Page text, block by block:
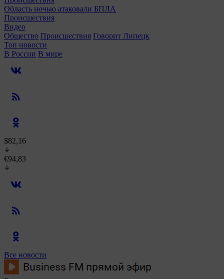
Область ночью атаковали БПЛА
Происшествия
Видео
Общество Происшествия Говорит Липецк
Топ новости
В России В мире
$82,16
€94,83
Все новости